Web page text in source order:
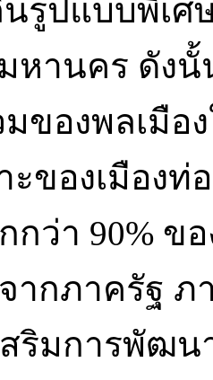
รูปแบบพิเศ
หานคร ดัง
ของพลเมือ
ของเมืองท่
กว่า 90% ข
ากภาครัฐ
ริมการพัฒน